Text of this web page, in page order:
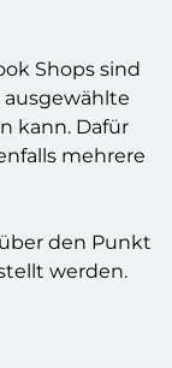
Shops sind
kann. Dafür
mehrere
den Punkt
werden.